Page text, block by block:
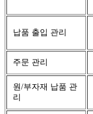
납품 출입 관리
주문 관리
원/부자재 납품 관
리